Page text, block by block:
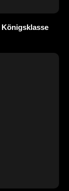
Königsklasse